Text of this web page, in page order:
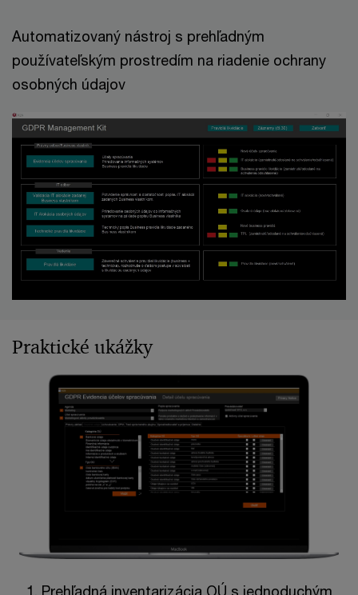
Automatizovaný nástroj s prehľadným
používateľským prostredím na riadenie ochrany
osobných údajov
Praktické ukážky
1. Prehľadná inventarizácia OÚ s jednoduchým